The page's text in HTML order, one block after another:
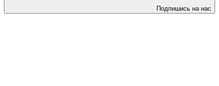
Подпишись на нас